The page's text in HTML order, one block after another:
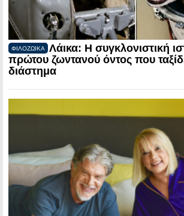
ΦΙΛΟΖΩΙΚΑ
Λάικα: Η συγκλονιστική
πρώτου ζωντανού όντος που
διάστημα